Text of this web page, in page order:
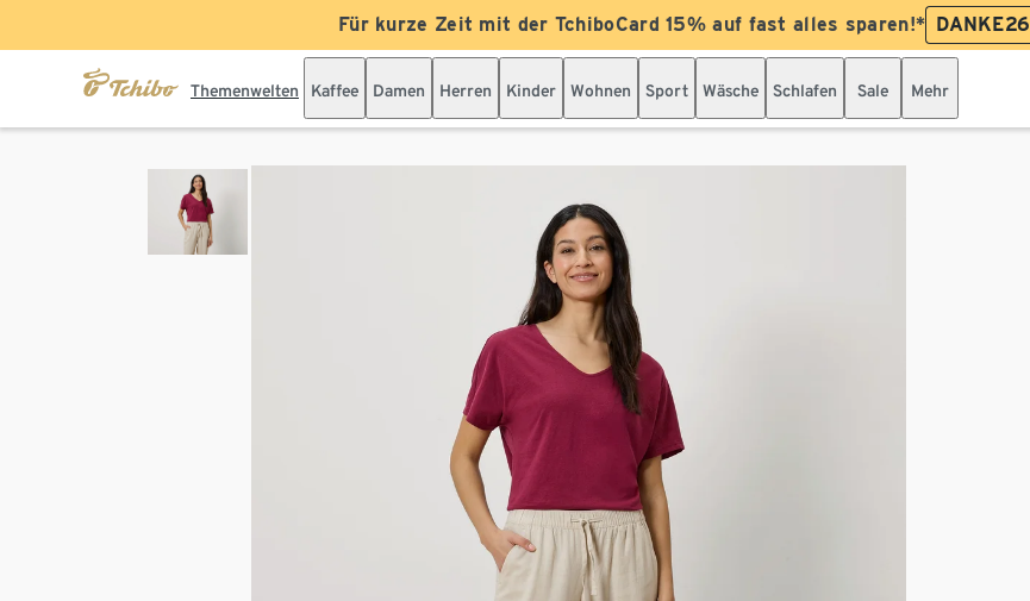
Für kurze Zeit mit der TchiboCard 15% auf fast alles sparen!* DANKE26
Themenwelten Kaffee Damen Herren Kinder Wohnen Sport Wäsche Schlafen Sale Mehr